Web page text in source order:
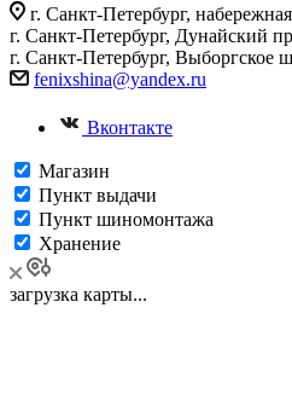
г. Санкт-Петербург,
г. Санкт-Петербург, Дунайский
г. Санкт-Петербург, Выборгское
fenixshina@yandex.ru
Вконтакте
Магазин
Пункт выдачи
Пункт шиномонтажа
Хранение
загрузка карты...